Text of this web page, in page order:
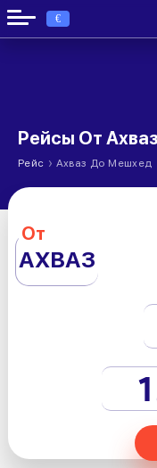
€
Рейсы От
Рейс › Ахваз До Мешхед
От
АХВАЗ
1